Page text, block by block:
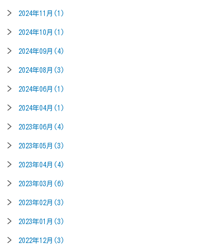
2024年11月(1)
2024年10月(1)
2024年09月(4)
2024年08月(3)
2024年06月(1)
2024年04月(1)
2023年06月(4)
2023年05月(3)
2023年04月(4)
2023年03月(6)
2023年02月(3)
2023年01月(3)
2022年12月(3)